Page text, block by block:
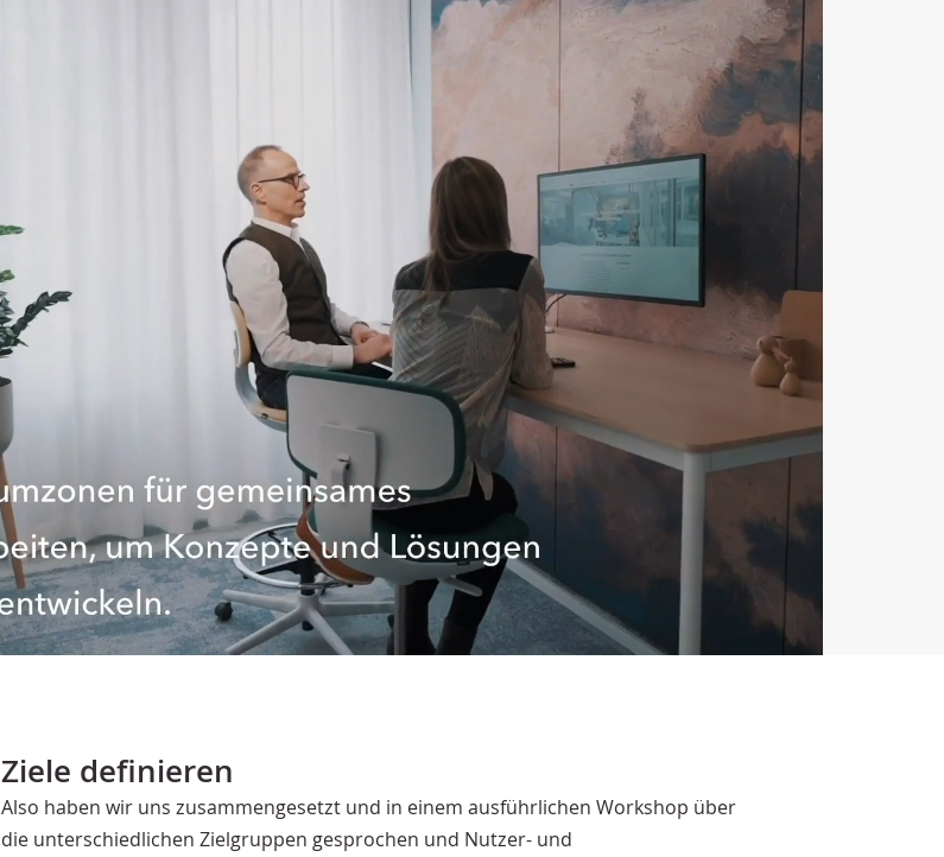
Ziele definieren
Also haben wir uns zusammengesetzt und in einem ausführlichen Workshop über
die unterschiedlichen Zielgruppen gesprochen und Nutzer- und